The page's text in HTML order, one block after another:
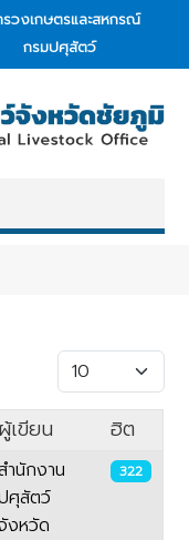
รวงเกษตรและสหกรณ์
กรมปศุสัตว์
แสดง #
ผู้เขียน ฮิต
ำนักงาน
ศุสัตว์
งหวัด
322